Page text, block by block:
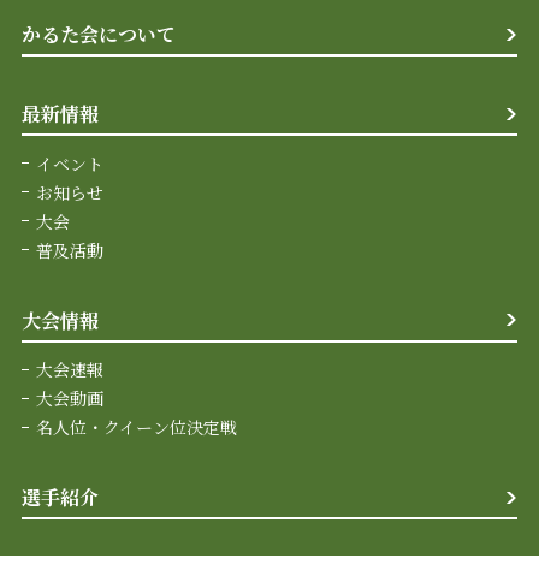
かるた会について
最新情報
イベント
お知らせ
大会
普及活動
大会情報
大会速報
大会動画
名人位・クイーン位決定戦
選手紹介